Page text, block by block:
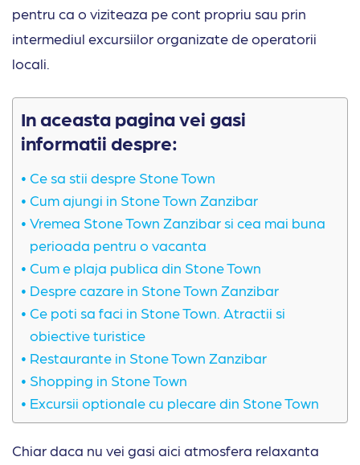
pentru ca o viziteaza pe cont propriu sau prin
intermediul excursiilor organizate de operatorii
locali.
In aceasta pagina vei gasi
informatii despre:
Ce sa stii despre Stone Town
Cum ajungi in Stone Town Zanzibar
Vremea Stone Town Zanzibar si cea mai buna
perioada pentru o vacanta
Cum e plaja publica din Stone Town
Despre cazare in Stone Town Zanzibar
Ce poti sa faci in Stone Town. Atractii si
obiective turistice
Restaurante in Stone Town Zanzibar
Shopping in Stone Town
Excursii optionale cu plecare din Stone Town
Chiar daca nu vei gasi aici atmosfera relaxanta